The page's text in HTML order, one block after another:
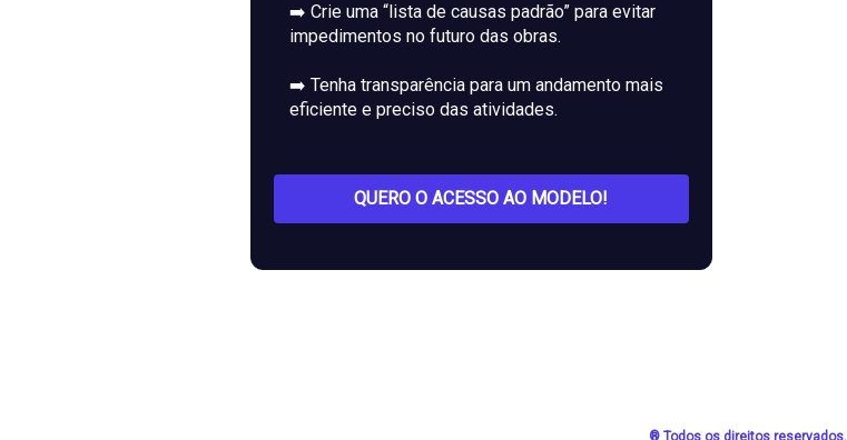
➡️ Crie uma “lista de causas padrão” para evitar
impedimentos no futuro das obras.
➡️ Tenha transparência para um andamento mais
eficiente e preciso das atividades.
QUERO O ACESSO AO MODELO!
® Todos os direitos reservados.